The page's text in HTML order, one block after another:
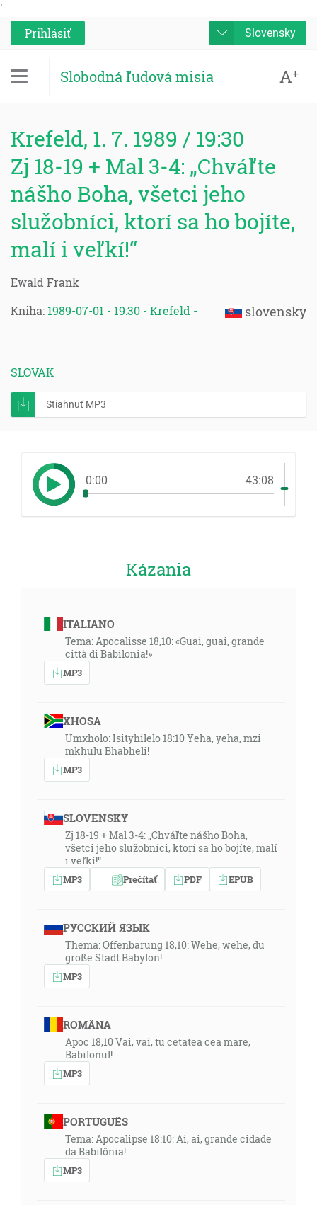
'
Prihlásiť
Slovensky
Slobodná ľudová misia A+
Krefeld, 1. 7. 1989 / 19:30
Zj 18-19 + Mal 3-4: „Chváľte
nášho Boha, všetci jeho
služobníci, ktorí sa ho bojíte,
malí i veľkí!“
Ewald Frank
slovensky
Kniha: 1989-07-01 - 19:30 - Krefeld -
SLOVAK
Stiahnuť MP3
0:00 43:08
Kázania
ITALIANO
Tema: Apocalisse 18,10: «Guai, guai, grande
città di Babilonia!»
MP3
XHOSA
Umxholo: Isityhilelo 18:10 Yeha, yeha, mzi
mkhulu Bhabheli!
MP3
SLOVENSKY
Zj 18-19 + Mal 3-4: „Chváľte nášho Boha,
všetci jeho služobníci, ktorí sa ho bojíte, malí
i veľkí!“
MP3 Prečítať PDF EPUB
РУССКИЙ ЯЗЫК
Thema: Offenbarung 18,10: Wehe, wehe, du
große Stadt Babylon!
MP3
ROMÂNA
Apoc 18,10 Vai, vai, tu cetatea cea mare,
Babilonul!
MP3
PORTUGUÊS
Tema: Apocalipse 18:10: Ai, ai, grande cidade
da Babilônia!
MP3